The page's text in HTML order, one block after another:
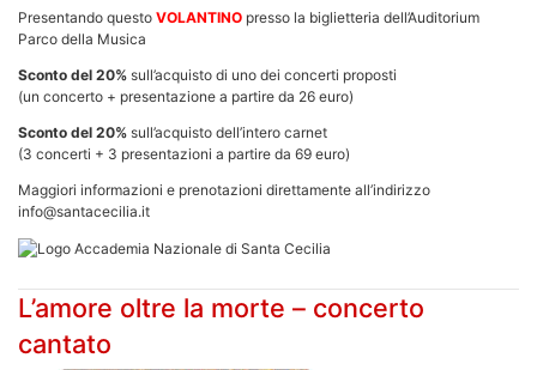
Presentando questo VOLANTINO presso la biglietteria dell’Auditorium
Parco della Musica
Sconto del 20% sull’acquisto di uno dei concerti proposti
(un concerto + presentazione a partire da 26 euro)
Sconto del 20% sull’acquisto dell’intero carnet
(3 concerti + 3 presentazioni a partire da 69 euro)
Maggiori informazioni e prenotazioni direttamente all’indirizzo
info@santacecilia.it
L’amore oltre la morte – concerto
cantato